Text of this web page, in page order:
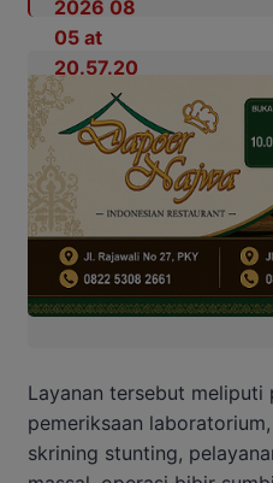
Layanan tersebut meliputi
pemeriksaan
skrining stunting,